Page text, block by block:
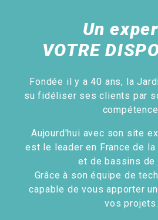
Un
VOTRE
Fondée il y a 40 ans, la
su fidéliser ses clients par
Aujourd'hui avec son site
est le leader en France de la
et de bassins de
Grâce à son équipe de
capable de vous apporter
vos projets.